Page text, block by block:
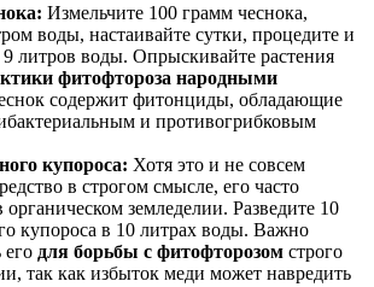
Измельчите 100 грамм чеснока,
воды, настаивайте сутки, процедите и
9 литров воды. Опрыскивайте растения
фитофтороза народными
содержит фитонциды, обладающие
и противогрибковым
купороса: Хотя это и не совсем
в строгом смысле, его часто
земледелии. Разведите 10
купороса в 10 литрах воды. Важно
его для борьбы с фитофторозом строго
так как избыток меди может навредить